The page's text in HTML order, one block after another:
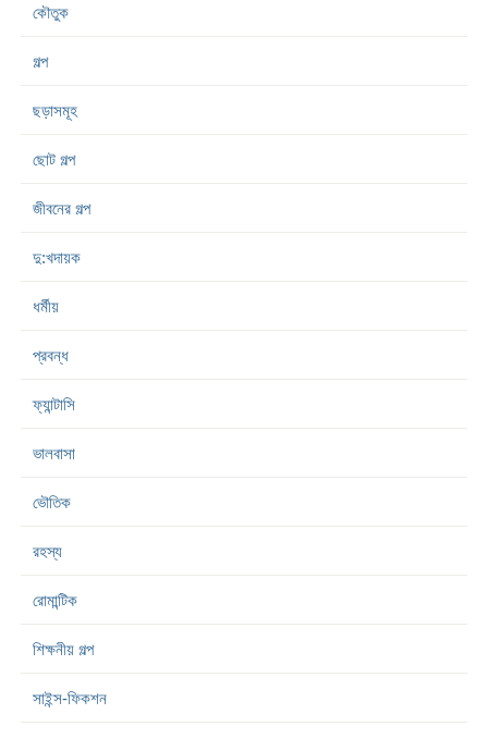
কৌতুক
গল্প
ছড়াসমূহ
ছোট গল্প
জীবনের গল্প
দু:খদায়ক
ধর্মীয়
প্রবন্ধ
ফ্যান্টাসি
ভালবাসা
ভৌতিক
রহস্য
রোমান্টিক
শিক্ষনীয় গল্প
সাইন্স-ফিকশন